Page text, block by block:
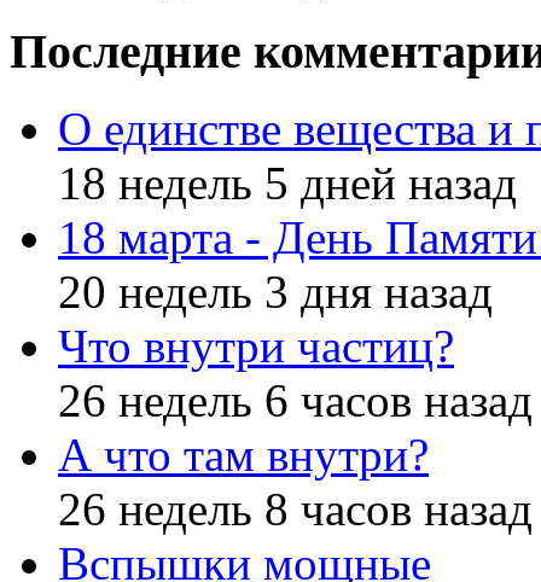
Последние
О единстве вещества и
18 недель 5 дней назад
18 марта - День
20 недель 3 дня назад
Что внутри частиц?
26 недель 6 часов назад
А что там внутри?
26 недель 8 часов назад
Вспышки мощные